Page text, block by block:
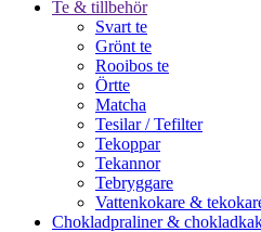
Te & tillbehör
Svart te
Grönt te
Rooibos te
Örtte
Matcha
Tesilar / Tefilter
Tekoppar
Tekannor
Tebryggare
Vattenkokare &
Chokladpraliner &